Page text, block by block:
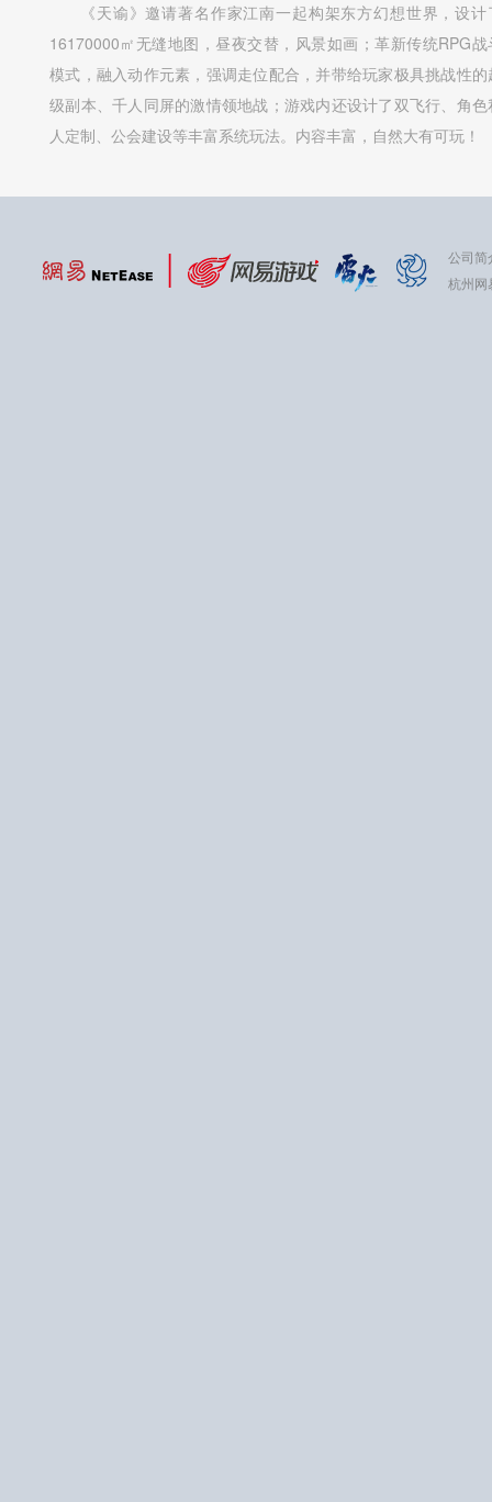
《天谕》邀请著名作家江南一起构架东方幻想世界，设计
16170000㎡无缝地图，昼夜交替，风景如画；革新传统RPG战
模式，融入动作元素，强调走位配合，并带给玩家极具挑战性的
级副本、千人同屏的激情领地战；游戏内还设计了双飞行、角色
人定制、公会建设等丰富系统玩法。内容丰富，自然大有可玩！
公司简
杭州